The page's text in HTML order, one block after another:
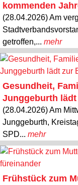
kommenden
(28.04.2026) Am
getroffen,... mehr
Gesundheit,
Junggeburth
(28.04.2026) Am
Junggeburth,
SPD... mehr
Frühstück zum